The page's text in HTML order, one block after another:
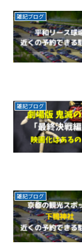
雑記ブログ
雑記ブログ
雑記ブログ